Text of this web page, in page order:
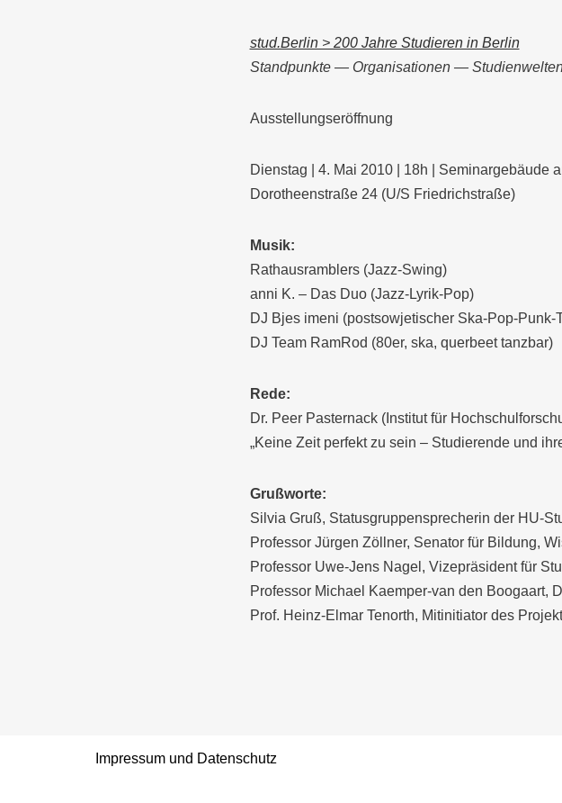
stud.Berlin > 200 Jahre Studieren in Berlin
Standpunkte — Organisationen —
Ausstellungseröffnung
Dienstag | 4. Mai 2010 | 18h | Seminargebäude
Dorotheenstraße 24 (U/S Friedrichstraße)
Musik:
Rathausramblers (Jazz-Swing)
anni K. – Das Duo (Jazz-Lyrik-Pop)
DJ Bjes imeni (postsowjetischer Ska-Pop-Punk-
DJ Team RamRod (80er, ska, querbeet tanzbar)
Rede:
Dr. Peer Pasternack (Institut für
„Keine Zeit perfekt zu sein – Studierende und
Grußworte:
Silvia Gruß, Statusgruppensprecherin der HU-
Professor Jürgen Zöllner, Senator für Bildung,
Professor Uwe-Jens Nagel, Vizepräsident für
Professor Michael Kaemper-van den Boogaart,
Prof. Heinz-Elmar Tenorth, Mitinitiator des
Impressum und Datenschutz